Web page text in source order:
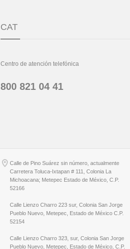
CAT
Centro de atención telefónica
800 821 04 41
Calle de Pino Suárez sin número, actualmente
Carretera Toluca-Ixtapan # 111, Colonia La
Michoacana; Metepec Estado de México, C.P.
52166
Calle Lienzo Charro 223 sur, Colonia San Jorge
Pueblo Nuevo, Metepec, Estado de México C.P.
52154
Calle Lienzo Charro 323, sur, Colonia San Jorge
Pueblo Nuevo, Metepec, Estado de México, C.P.